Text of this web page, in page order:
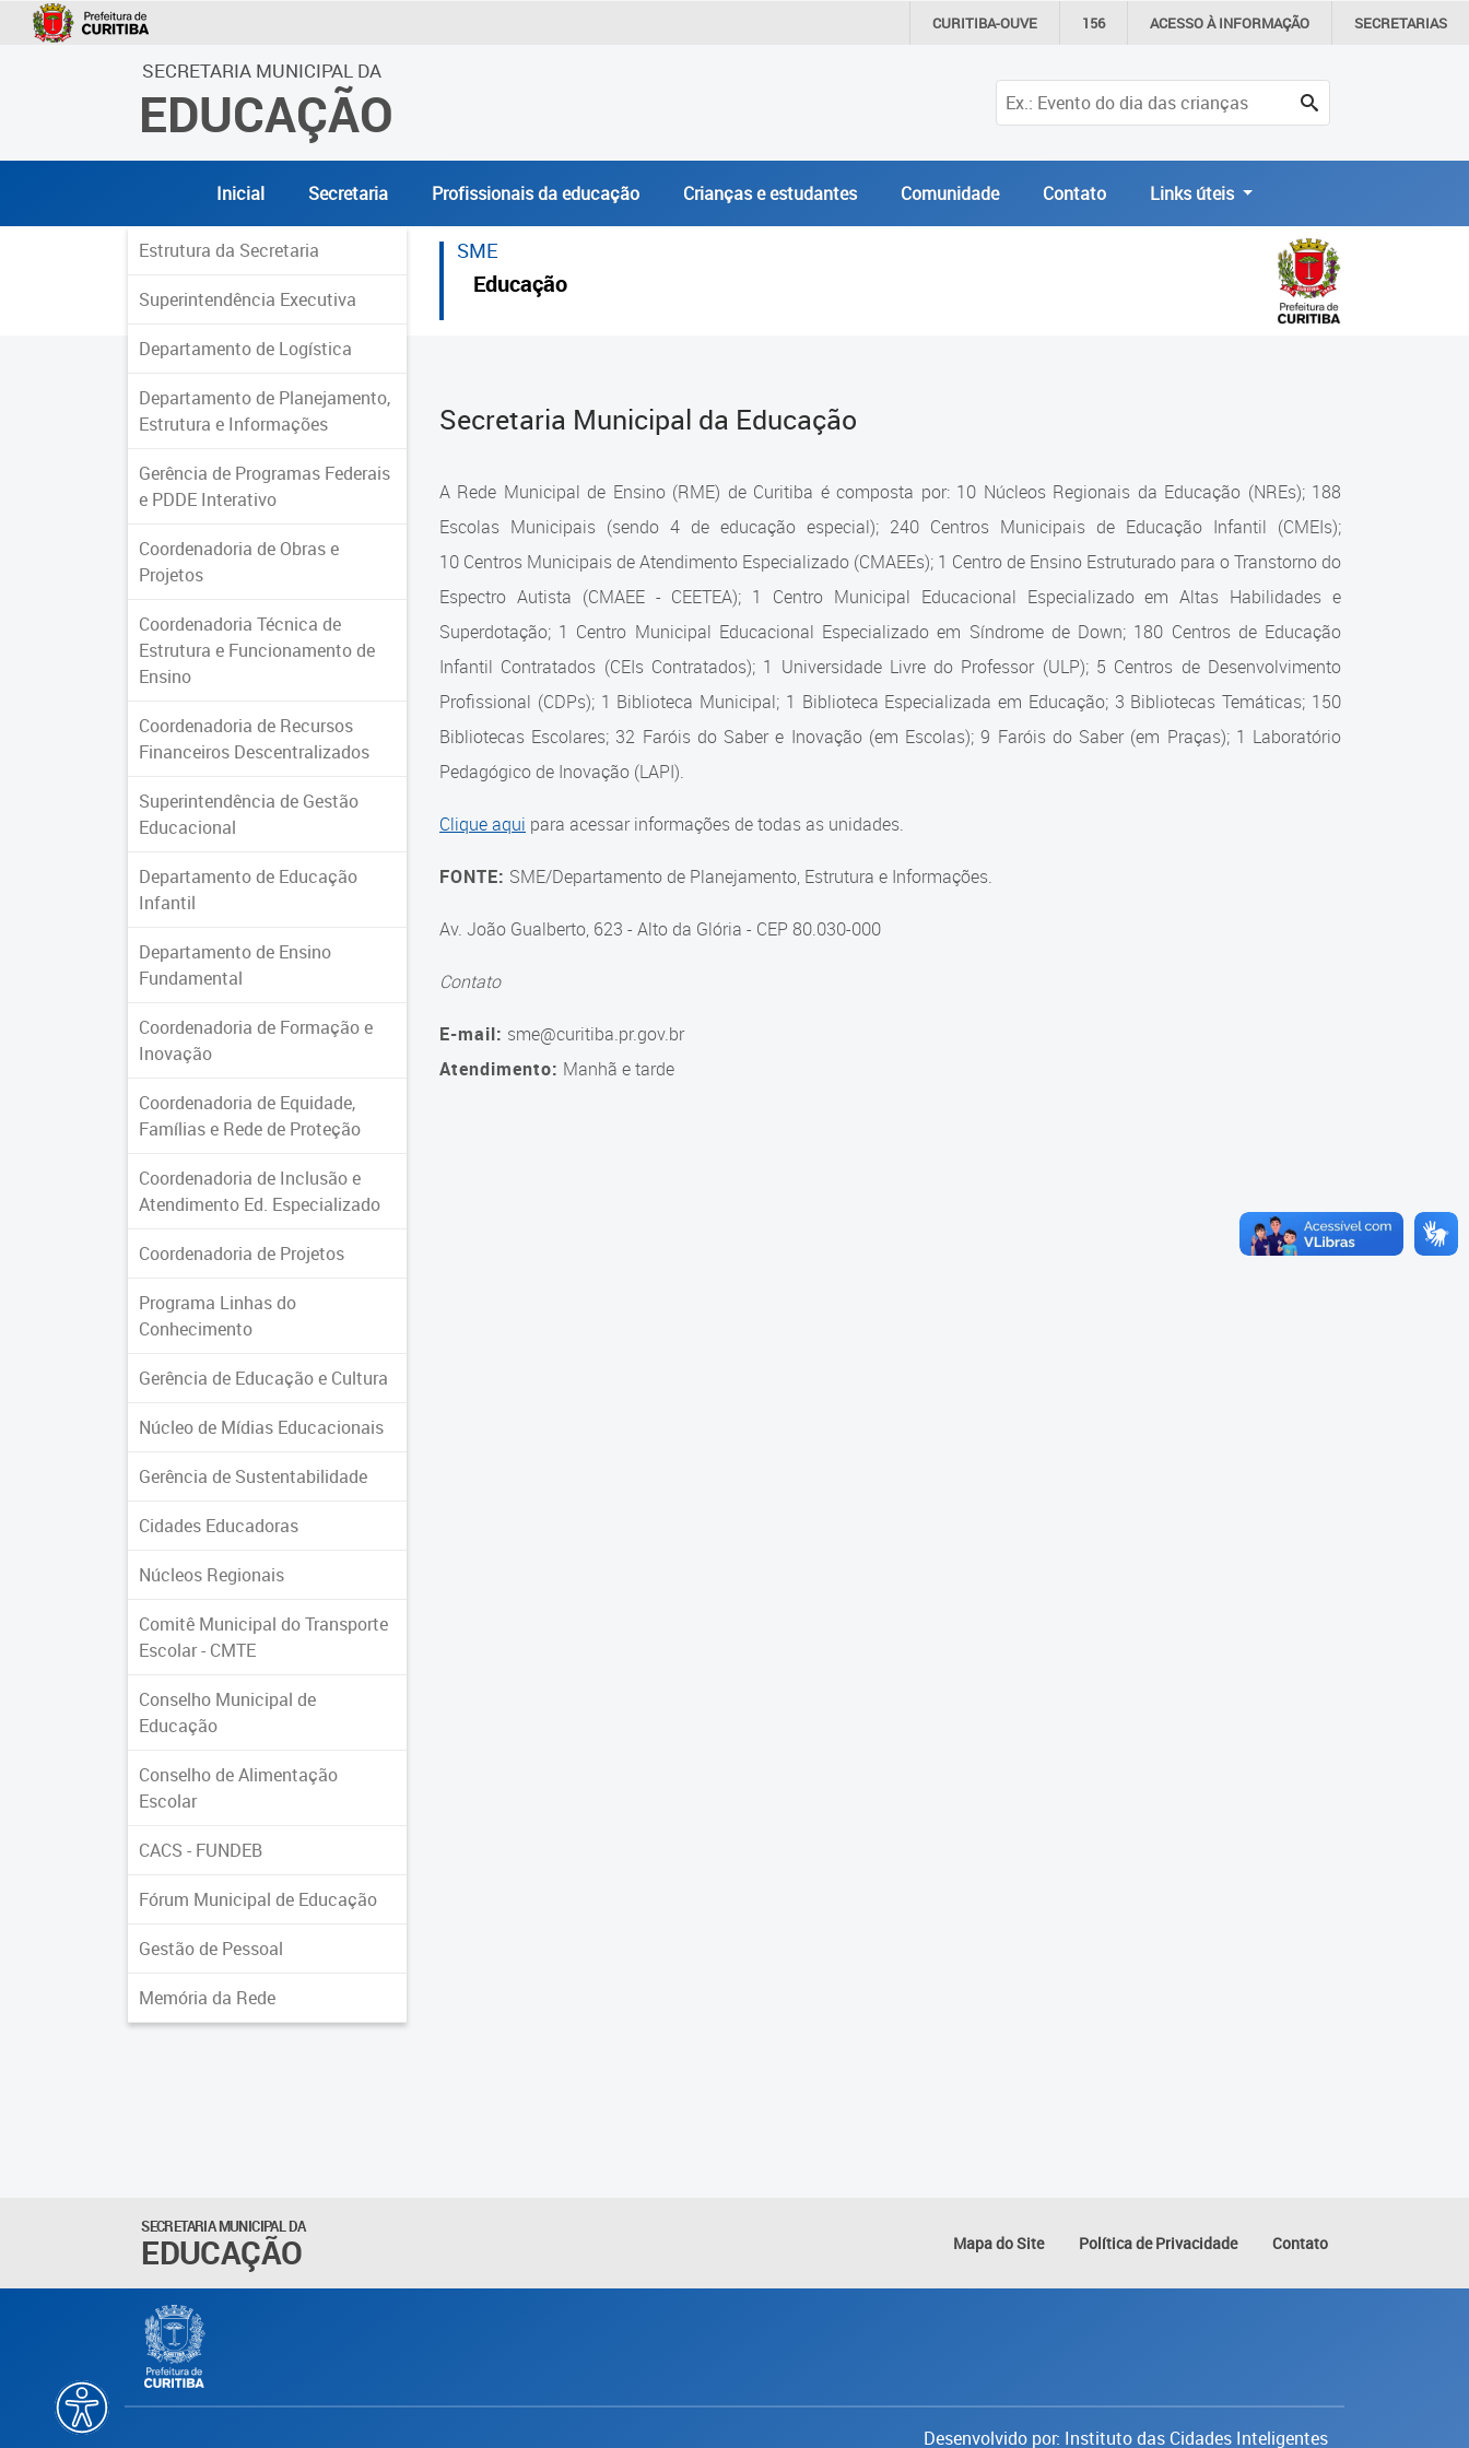
CURITIBA-OUVE 156 ACESSO ÀINFORMAÇÃO SECRETARIAS
SECRETARIA MUNICIPAL DA
EDUCAÇÃO
Inicial Secretaria Profissionais da educação Crianças e estudantes Comunidade Contato Links úteis
Estrutura da Secretaria
Superintendência Executiva
Departamento de Logística
Departamento de Planejamento,
Estrutura e Informações
Gerência de Programas Federais
e PDDE Interativo
Coordenadoria de Obras e
Projetos
Coordenadoria Técnica de
Estrutura e Funcionamento de
Ensino
Coordenadoria de Recursos
Financeiros Descentralizados
Superintendência de Gestão
Educacional
Departamento de Educação
Infantil
Departamento de Ensino
Fundamental
Coordenadoria de Formação e
Inovação
Coordenadoria de Equidade,
Famílias e Rede de Proteção
Coordenadoria de Inclusão e
Atendimento Ed. Especializado
Coordenadoria de Projetos
Programa Linhas do
Conhecimento
Gerência de Educação e Cultura
Núcleo de Mídias Educacionais
Gerência de Sustentabilidade
Cidades Educadoras
Núcleos Regionais
Comitê Municipal do Transporte
Escolar - CMTE
Conselho Municipal de
Educação
Conselho de Alimentação
Escolar
CACS - FUNDEB
Fórum Municipal de Educação
Gestão de Pessoal
Memória da Rede
SME
Educação
Secretaria Municipal da Educação
A Rede Municipal de Ensino (RME) de Curitiba é composta por: 10 Núcleos Regionais da Educação (NREs); 188
Escolas Municipais (sendo 4 de educação especial); 240 Centros Municipais de Educação Infantil (CMEIs);
10 Centros Municipais de Atendimento Especializado (CMAEEs); 1 Centro de Ensino Estruturado para o Transtorno do
Espectro Autista (CMAEE - CEETEA); 1 Centro Municipal Educacional Especializado em Altas Habilidades e
Superdotação; 1 Centro Municipal Educacional Especializado em Síndrome de Down; 180 Centros de Educação
Infantil Contratados (CEIs Contratados); 1 Universidade Livre do Professor (ULP); 5 Centros de Desenvolvimento
Profissional (CDPs); 1 Biblioteca Municipal; 1 Biblioteca Especializada em Educação; 3 Bibliotecas Temáticas; 150
Bibliotecas Escolares; 32 Faróis do Saber e Inovação (em Escolas); 9 Faróis do Saber (em Praças); 1 Laboratório
Pedagógico de Inovação (LAPI).
Clique aqui para acessar informações de todas as unidades.
FONTE: SME/Departamento de Planejamento, Estrutura e Informações.
Av. João Gualberto, 623 - Alto da Glória - CEP 80.030-000
Contato
E-mail: sme@curitiba.pr.gov.br
Atendimento: Manhã e tarde
SECRETARIA MUNICIPAL DA
EDUCAÇÃO Mapa do Site Política de Privacidade Contato
Desenvolvido por: Instituto das Cidades Inteligentes